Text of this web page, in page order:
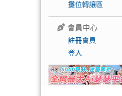
攤位轉讓區
會員中心
註冊會員
登入